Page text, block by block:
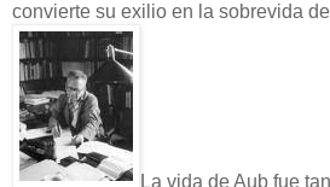
convierte su exilio en la sobrevida
La vida de Aub fue